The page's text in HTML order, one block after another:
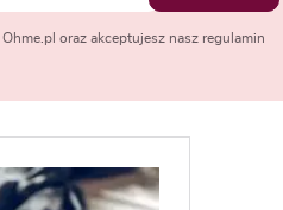
oraz akceptujesz nasz regulamin